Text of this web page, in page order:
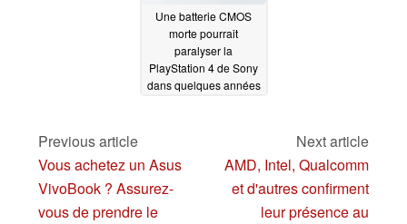
Une batterie CMOS
morte pourrait
paralyser la
PlayStation 4 de Sony
dans quelques années
Previous article
Vous achetez un Asus
VivoBook ? Assurez-
vous de prendre le
Next article
AMD, Intel, Qualcomm
et d'autres confirment
leur présence au